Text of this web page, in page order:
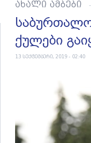
ახალი ამბები
ქულები
13 სექტემბერი, 2019 - 02:40